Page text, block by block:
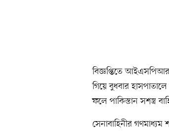
বিজ্ঞপ্তিতে
গিয়ে বুধবার
ফলে পাকিস্তান সশস্ত্র
সেনাবাহিনীর